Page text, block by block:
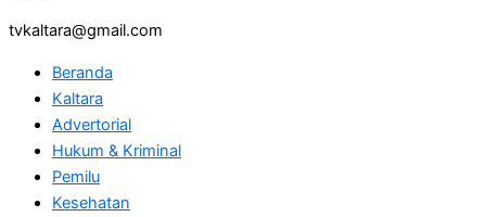
tvkaltara@gmail.com
Beranda
Kaltara
Advertorial
Hukum & Kriminal
Pemilu
Kesehatan